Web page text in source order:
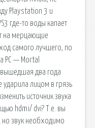
Playstation 3 и
где-то воды капает
на мерцающие
самого лучшего, по
PC — Mortal
вышедшая два года
ударила лицом в грязь
источник звука
hdmi/ dvi? Т.е. вы
но звук необходимо